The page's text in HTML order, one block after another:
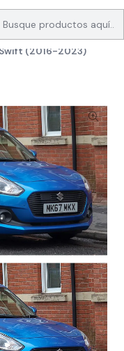
AUTOMOTRIZ
Suzuki
Swift (2016-2023)